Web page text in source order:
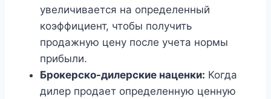
увеличивается на определенный
коэффициент, чтобы получить
продажную цену после учета нормы
прибыли.
Брокерско-дилерские наценки: Когда
дилер продает определенную ценную